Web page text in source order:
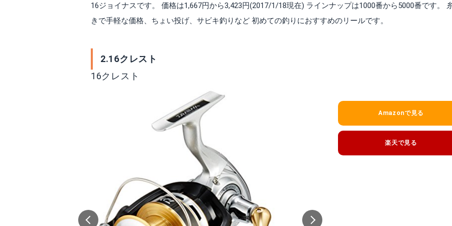
16ジョイナスです。 価格は1,667円から3,423円(2017/1/18現在) ラインナップは1000番から5000番です。
きで手軽な価格、ちょい投げ、サビキ釣りなど 初めての釣りにおすすめのリールです。
2.16クレスト
16クレスト
Amazonで見る
楽天で見る